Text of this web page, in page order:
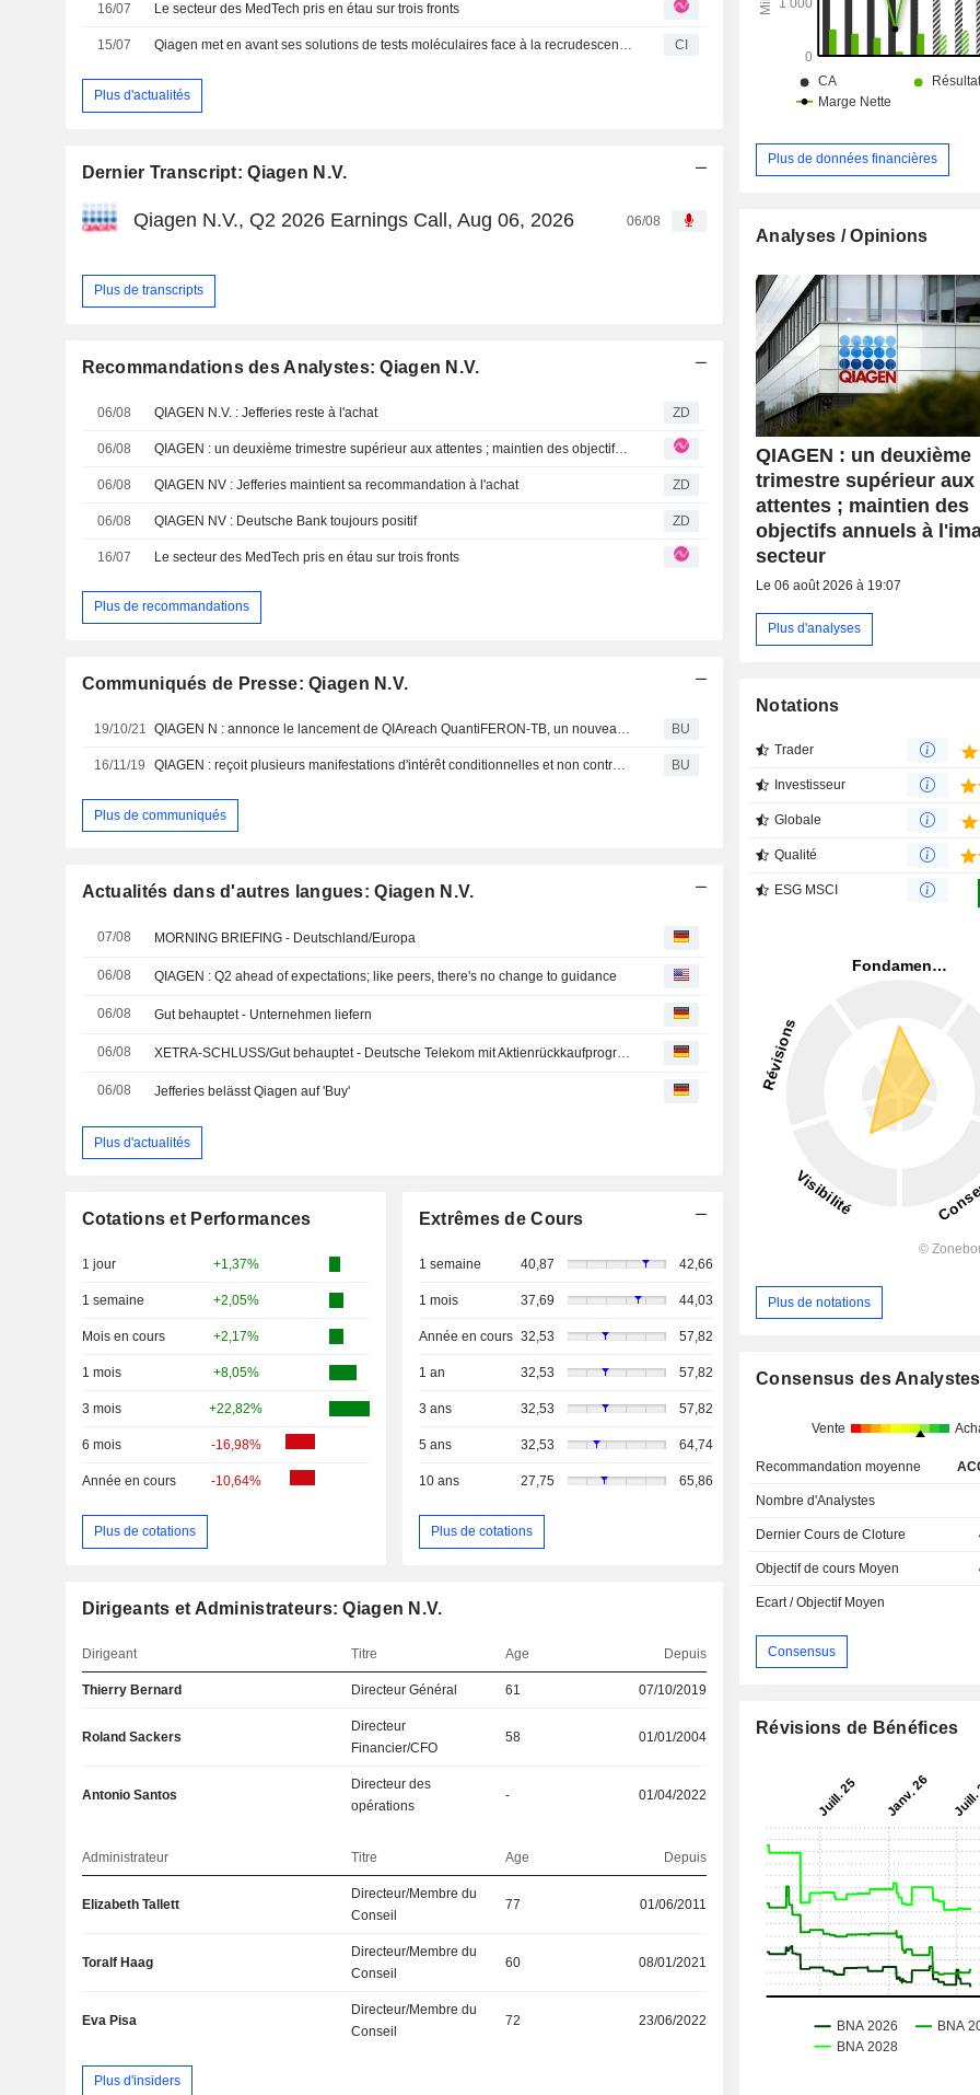
16/07 Le secteur des MedTech pris en étau sur trois fronts
15/07 Qiagen met en avant ses solutions de tests moléculaires face à la recrudescence de l'épidémie de Cyclospora aux États-Unis CI
Plus d'actualités
Dernier Transcript: Qiagen N.V.
Qiagen N.V., Q2 2026 Earnings Call, Aug 06, 2026 06/08
Plus de transcripts
Recommandations des Analystes: Qiagen N.V.
06/08 QIAGEN N.V. : Jefferies reste à l'achat ZD
06/08 QIAGEN : un deuxième trimestre supérieur aux attentes ; maintien des objectifs annuels à l'image du secteur
06/08 QIAGEN NV : Jefferies maintient sa recommandation à l'achat ZD
06/08 QIAGEN NV : Deutsche Bank toujours positif ZD
16/07 Le secteur des MedTech pris en étau sur trois fronts
Plus de recommandations
Communiqués de Presse: Qiagen N.V.
19/10/21 QIAGEN N : annonce le lancement de QIAreach QuantiFERON-TB, un nouveau test de dépistage de l’infection tuberculeuse, destiné aux régions fortement touchées par la maladie BU
16/11/19 QIAGEN : reçoit plusieurs manifestations d'intérêt conditionnelles et non contraignantes, et décide d'entamer des discussions pour explorer des alternatives stratégiques potentielles BU
Plus de communiqués
Actualités dans d'autres langues: Qiagen N.V.
07/08 MORNING BRIEFING - Deutschland/Europa
06/08 QIAGEN : Q2 ahead of expectations; like peers, there's no change to guidance
06/08 Gut behauptet - Unternehmen liefern
06/08 XETRA-SCHLUSS/Gut behauptet - Deutsche Telekom mit Aktienrückkaufprogramm gesucht
06/08 Jefferies belässt Qiagen auf 'Buy'
Plus d'actualités
Cotations et Performances
1 jour +1,37%
1 semaine +2,05%
Mois en cours +2,17%
1 mois +8,05%
3 mois +22,82%
6 mois -16,98%
Année en cours -10,64%
Plus de cotations
Extrêmes de Cours
1 semaine 40,87 42,66
1 mois 37,69 44,03
Année en cours 32,53 57,82
1 an 32,53 57,82
3 ans 32,53 57,82
5 ans 32,53 64,74
10 ans 27,75 65,86
Plus de cotations
Dirigeants et Administrateurs: Qiagen N.V.
Dirigeant Titre Age Depuis
Thierry Bernard Directeur Général 61 07/10/2019
Roland Sackers
Directeur
Financier/CFO
58 01/01/2004
Antonio Santos
Directeur des
opérations
- 01/04/2022
Administrateur Titre Age Depuis
Elizabeth Tallett
Directeur/Membre du
Conseil
77 01/06/2011
Toralf Haag
Directeur/Membre du
Conseil
60 08/01/2021
Eva Pisa
Directeur/Membre du
Conseil
72 23/06/2022
Plus d'insiders
Plus de données financières
Analyses / Opinions
QIAGEN : un deuxième
trimestre supérieur aux
attentes ; maintien des
objectifs annuels à
secteur
Le 06 août 2026 à 19:07
Plus d'analyses
Notations
Trader
Investisseur
Globale
Qualité
ESG MSCI
Plus de notations
Consensus des Analystes
Vente
Recommandation moyenne
Nombre d'Analystes
Dernier Cours de Cloture
Objectif de cours Moyen
Ecart / Objectif Moyen
Consensus
Révisions de Bénéfices